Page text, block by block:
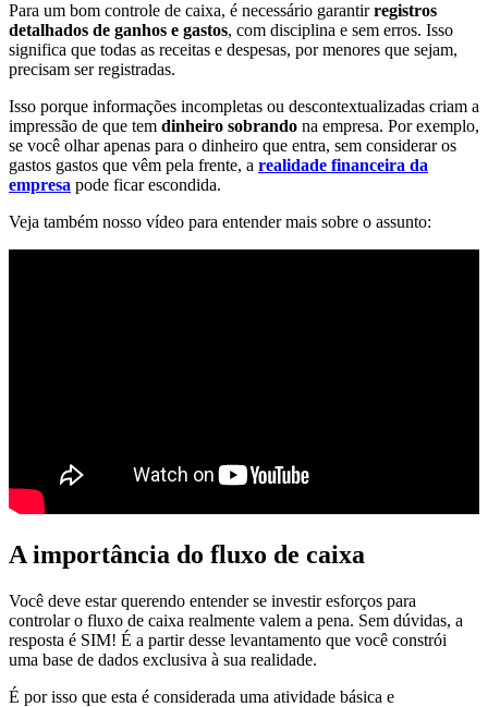
Para um bom controle de caixa, é necessário garantirregistros
detalhados de ganhos e gastos, com disciplina e sem erros. Isso
significa que todas as receitas e despesas, por menores que sejam,
precisam ser registradas.
Isso porque informações incompletas ou descontextualizadas criam a
impressão de que tem dinheiro sobrando na empresa. Por exemplo,
se você olhar apenas para o dinheiro que entra, sem considerar os
gastos gastos que vêm pela frente, a realidade financeira da
empresa pode ficar escondida.
Veja também nosso vídeo para entender mais sobre o assunto:
A importância do fluxo de caixa
Você deve estar querendo entender se investir esforços para
controlar o fluxo de caixa realmente valem a pena. Sem dúvidas, a
resposta é SIM! É a partir desse levantamento que você constrói
uma base de dados exclusiva à sua realidade.
É por isso que esta é considerada uma atividade básica e